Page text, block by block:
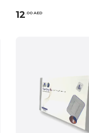
12 00 AED